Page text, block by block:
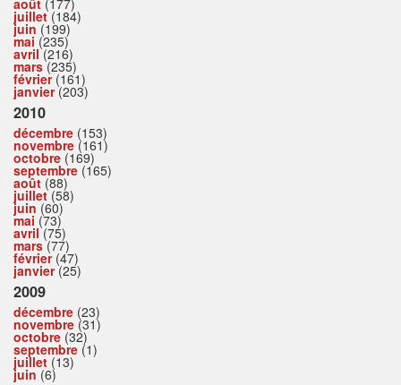
août (177)
juillet(184)
juin (199)
mai (235)
avril(216)
mars(235)
février(161)
janvier(203)
2010
décembre (153)
novembre (161)
octobre (169)
septembre (165)
août (88)
juillet(58)
juin (60)
mai (73)
avril(75)
mars(77)
février(47)
janvier(25)
2009
décembre (23)
novembre (31)
octobre (32)
septembre (1)
juillet (13)
juin (6)